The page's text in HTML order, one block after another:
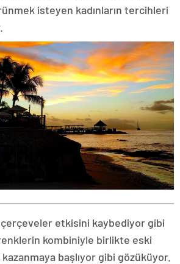
isteyen kadınların tercihleri
etkisini kaybediyor gibi
kombiniyle birlikte eski
başlıyor gibi gözüküyor.